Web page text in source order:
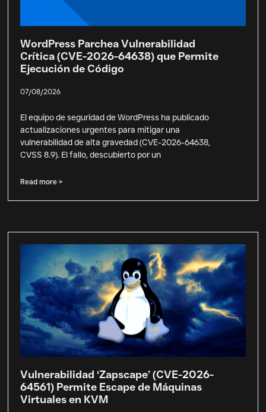
WordPress Parchea Vulnerabilidad
Crítica (CVE-2026-64638) que Permite
Ejecución de Código
07/08/2026
El equipo de seguridad de WordPress ha publicado
actualizaciones urgentes para mitigar una
vulnerabilidad de alta gravedad (CVE-2026-64638,
CVSS 8.9). El fallo, descubierto por un
Read more >
Vulnerabilidad ‘Zapscape’ (CVE-2026-
64561) Permite Escape de Máquinas
Virtuales en KVM